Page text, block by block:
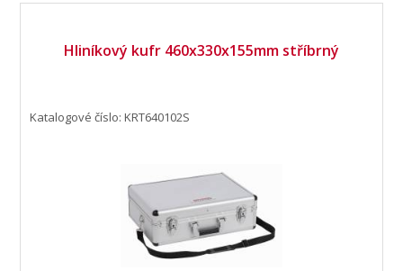
Hliníkový kufr 460x330x155mm stříbrný
Katalogové číslo: KRT640102S